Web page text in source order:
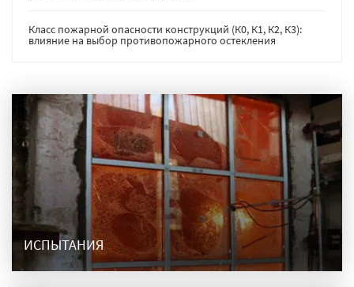
Класс пожарной опасности конструкций (К0, К1, К2, К3):
влияние на выбор противопожарного остекления
ИСПЫТАНИЯ